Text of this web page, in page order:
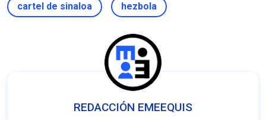
cartel de sinaloa hezbola
REDACCIÓN EMEEQUIS